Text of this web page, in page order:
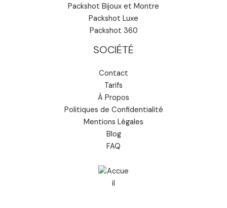
Packshot Bijoux et Montre
Packshot Luxe
Packshot 360
SOCIÉTÉ
Contact
Tarifs
À Propos
Politiques de Confidentialité
Mentions Légales
Blog
FAQ